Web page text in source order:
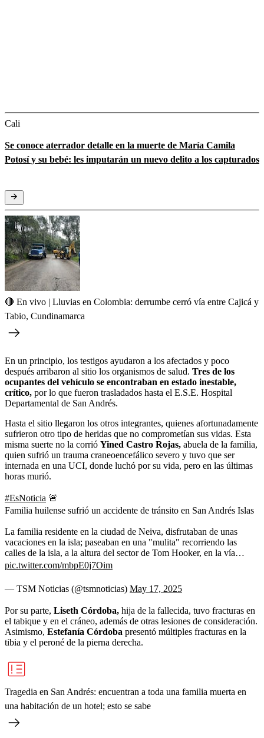
Cali
Se conoce aterrador detalle en la muerte de María Camila
Potosí y su bebé: les imputarán un nuevo delito a los capturados
🔴 En vivo | Lluvias en Colombia: derrumbe cerró vía entre Cajicá y
Tabio, Cundinamarca
En un principio, los testigos ayudaron a los afectados y poco
después arribaron al sitio los organismos de salud. Tres de los
ocupantes del vehículo se encontraban en estado inestable,
crítico, por lo que fueron trasladados hasta el E.S.E. Hospital
Departamental de San Andrés.
Hasta el sitio llegaron los otros integrantes, quienes afortunadamente
sufrieron otro tipo de heridas que no comprometían sus vidas. Esta
misma suerte no la corrió Yined Castro Rojas, abuela de la familia,
quien sufrió un trauma craneoencefálico severo y tuvo que ser
internada en una UCI, donde luchó por su vida, pero en las últimas
horas murió.
#EsNoticia 🚨
Familia huilense sufrió un accidente de tránsito en San Andrés Islas
La familia residente en la ciudad de Neiva, disfrutaban de unas
vacaciones en la isla; paseaban en una "mulita" recorriendo las
calles de la isla, a la altura del sector de Tom Hooker, en la vía…
pic.twitter.com/mbpE0j7Oim
— TSM Noticias (@tsmnoticias) May 17, 2025
Por su parte, Liseth Córdoba, hija de la fallecida, tuvo fracturas en
el tabique y en el cráneo, además de otras lesiones de consideración.
Asimismo, Estefanía Córdoba presentó múltiples fracturas en la
tibia y el peroné de la pierna derecha.
Tragedia en San Andrés: encuentran a toda una familia muerta en
una habitación de un hotel; esto se sabe